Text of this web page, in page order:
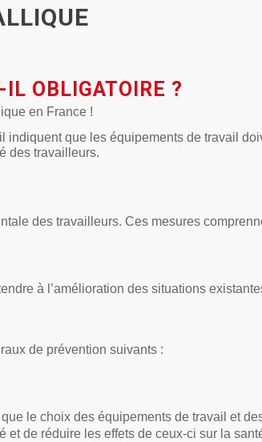
IL OBLIGATOIRE ?
en France !
indiquent que les équipements de travail
des travailleurs.
des travailleurs. Ces mesures
à l’amélioration des situations
de prévention suivants :
le choix des équipements de travail et
et de réduire les effets de ceux-ci sur la